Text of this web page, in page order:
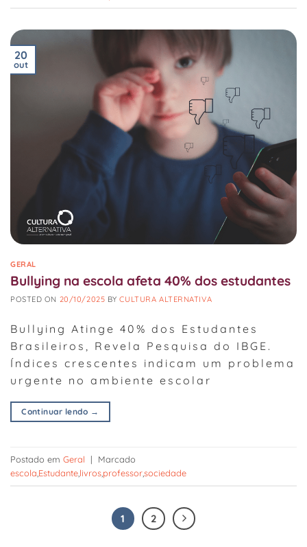
20
out
GERAL
Bullying na escola afeta 40% dos estudantes
POSTED ON 20/10/2025 BYCULTURA ALTERNATIVA
Bullying Atinge 40% dos Estudantes
Brasileiros, Revela Pesquisa do IBGE.
Índices crescentes indicam um problema
urgente no ambiente escolar
Continuar lendo →
Postado em Geral |
Marcado
escola Estudantelivrosprofessorsociedade
1 2